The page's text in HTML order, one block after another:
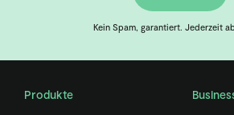
Kein Spam, garantiert. Jederzeit
Produkte